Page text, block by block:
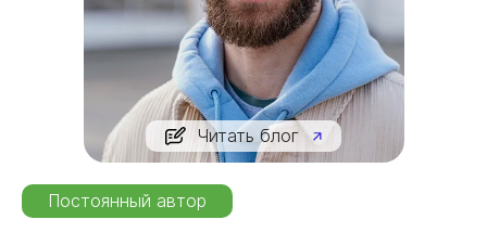
Читать блог
Постоянный автор